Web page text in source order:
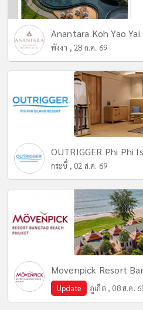
Anantara Koh Yao
พังงา , 28 ก.ค. 69
OUTRIGGER Phi Phi
กระบี่ , 02 ส.ค. 69
Movenpick Resort
Update ภูเก็ต , 08 ส.ค.